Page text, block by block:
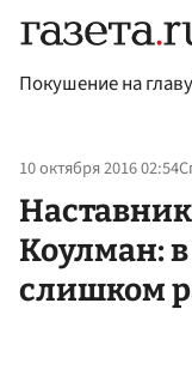
Покушение на
10 октября 2016 02:54
Коулман:
слишком